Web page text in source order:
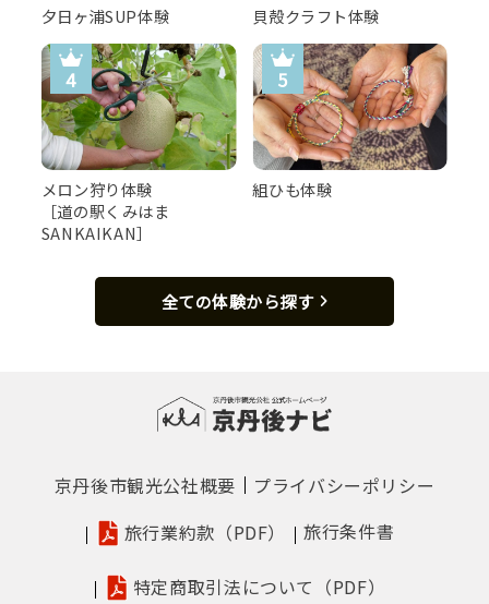
夕日ヶ浦SUP体験 貝殻クラフト体験
メロン狩り体験
［道の駅くみはま
SANKAIKAN］
組ひも体験
全ての体験から探す
京丹後市観光公社概要
プライバシーポリシー
旅行業約款（PDF）
旅行条件書
特定商取引法について（PDF）